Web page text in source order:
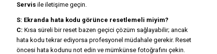
Servisile iletişime geçin.
S: Ekranda hata kodu görünce resetlemeli miyim?
C: Kısa süreli bir reset bazen geçici çözüm sağlayabilir; ancak
hata kodu tekrar ediyorsa profesyonel müdahale gerekir. Reset
öncesi hata kodunu not edin ve mümkünse fotoğrafını çekin.